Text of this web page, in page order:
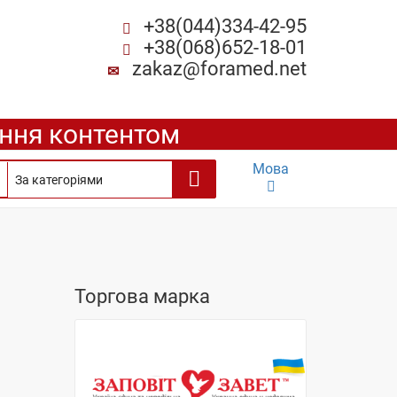
+38(044)334-42-95
+38(068)652-18-01
zakaz@foramed.net
контентом
Мова
Торгова марка